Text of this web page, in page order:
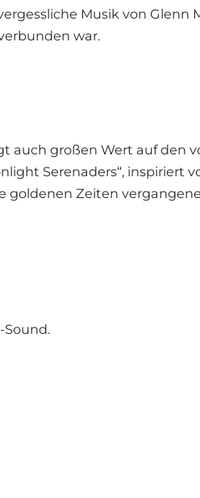
Musik von Glenn
war.
großen Wert auf den
Serenaders“, inspiriert
goldenen Zeiten